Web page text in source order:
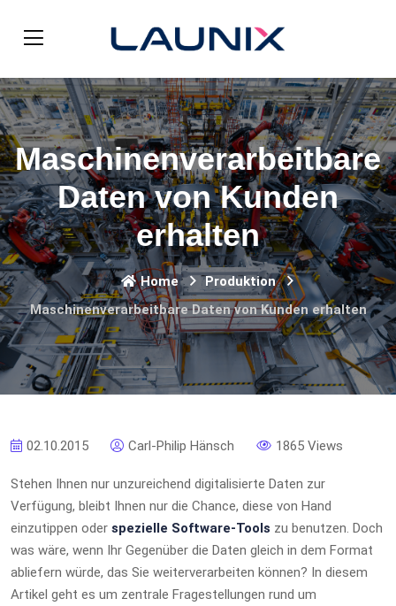
Maschinenverarbeitbare
Daten von Kunden
erhalten
Home
Produktion
Maschinenverarbeitbare Daten von Kunden erhalten
02.10.2015 Carl-Philip Hänsch 1865 Views
Stehen Ihnen nur unzureichend digitalisierte Daten zur
Verfügung, bleibt Ihnen nur die Chance, diese von Hand
einzutippen oder spezielle Software-Tools zu benutzen. Doch
was wäre, wenn Ihr Gegenüber die Daten gleich in dem Format
abliefern würde, das Sie weiterverarbeiten können? In diesem
Artikel geht es um zentrale Fragestellungen rund um